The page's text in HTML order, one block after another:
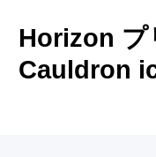
Horizon プ
Cauldron